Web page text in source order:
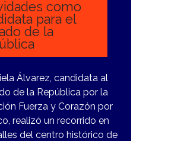
como
para el
de la
Álvarez, candidata al
de la República por la
Fuerza y Corazón por
realizó un recorrido en
del centro histórico de